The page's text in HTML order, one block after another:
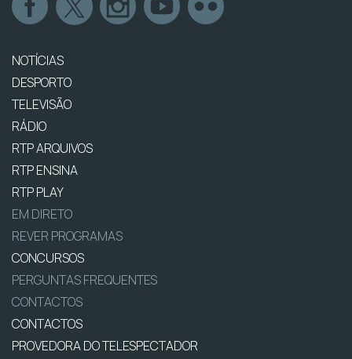
NOTÍCIAS
DESPORTO
TELEVISÃO
RÁDIO
RTP ARQUIVOS
RTP ENSINA
RTP PLAY
EM DIRETO
REVER PROGRAMAS
CONCURSOS
PERGUNTAS FREQUENTES
CONTACTOS
CONTACTOS
PROVEDORA DO TELESPECTADOR